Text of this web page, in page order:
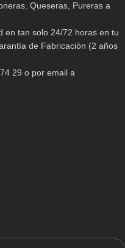
Queseras, Pureras a
en tan solo 24/72 horas en tu
de Fabricación (2 años
29 o por email a